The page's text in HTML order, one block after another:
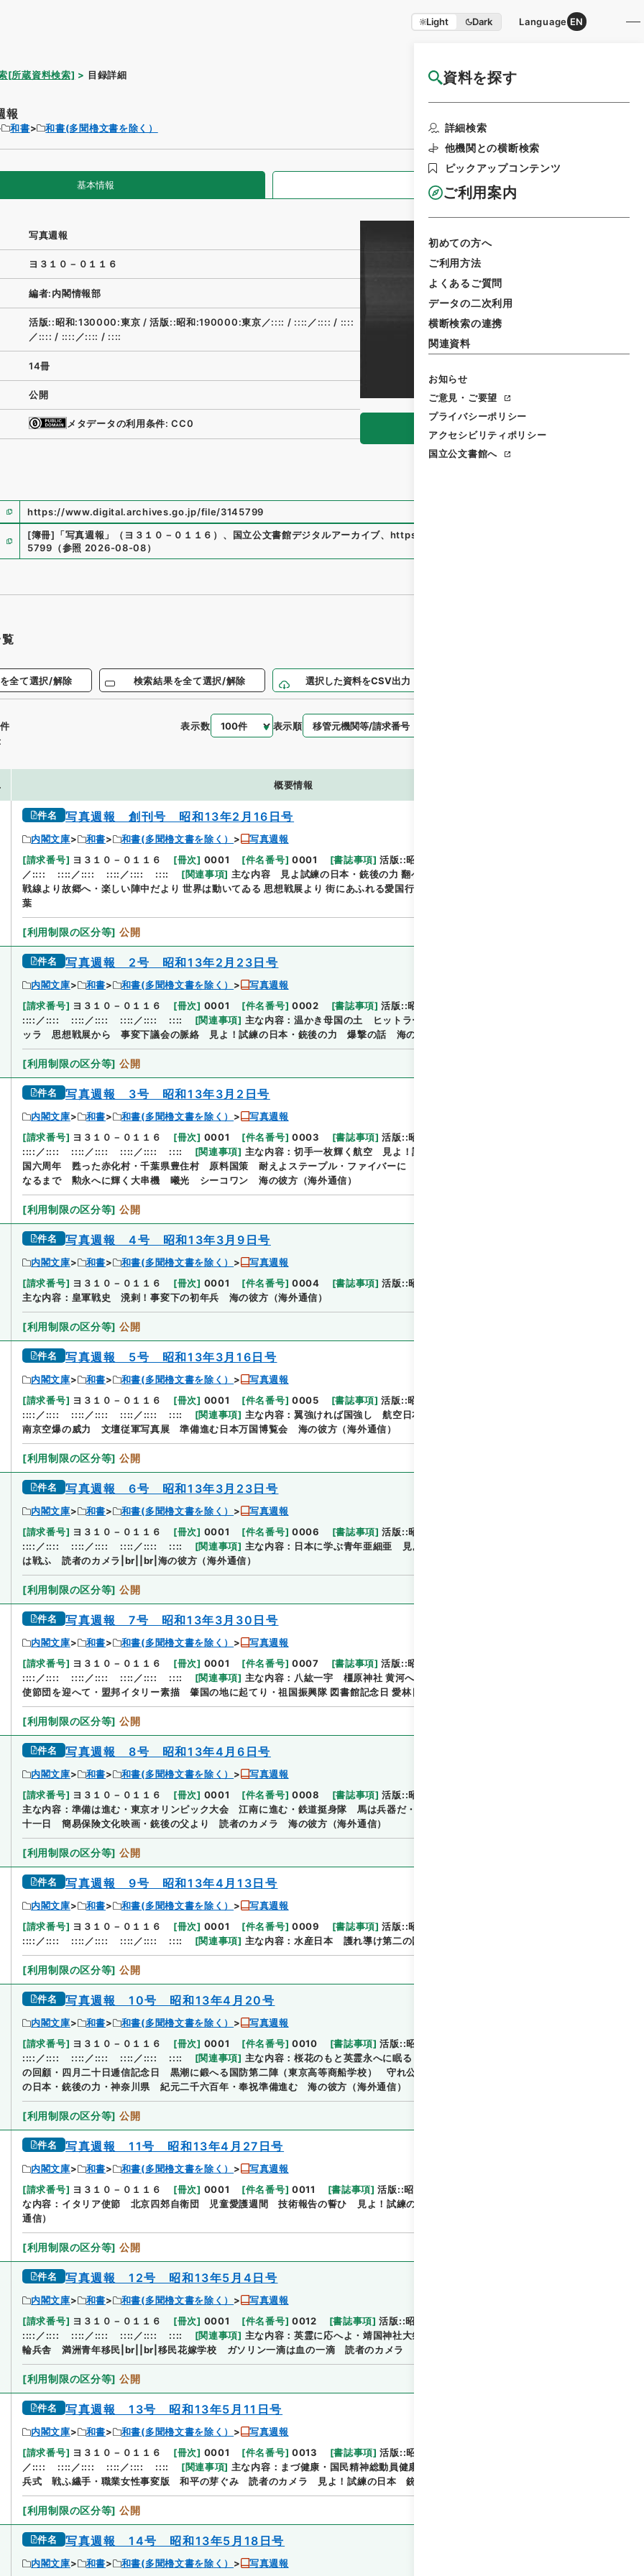
Light Dark Language EN
資料を探す
詳細検索
他機関との横断検索
ピックアップコンテンツ
ご利用案内
初めての方へ
ご利用方法
よくあるご質問
データの二次利用
横断検索の連携
関連資料
お知らせ
ご意見・ご要望
プライバシーポリシー
アクセシビリティポリシー
国立公文書館へ
[所蔵資料検索] 目録詳細 国立公文書館HP利用案内
報
和書 和書(多聞櫓文書を除く）
基本情報 全ての情報
閲覧
写真週報
ヨ３１０－０１１６
編者:内閣情報部
活版::昭和:130000:東京 / 活版::昭和:190000:東京／:::: / ::::／:::: / ::::
／:::: / ::::／:::: / ::::
14冊
公開
メタデータの利用条件: CC0
https://www.digital.archives.go.jp/file/3145799
[簿冊] 「写真週報 」 （ ヨ３１０－０１１６ ） 、 国立公文書館デジタルアーカイブ、 https://www.digital.archives.go.jp/file/314
5799 （参照 2026-08-08）
全て選択/解除 検索結果を全て選択/解除 選択した資料をCSV出力
件
表示数 表示順
概要情報
件名 写真週報 創刊号 昭和13年2月16日号
内閣文庫 和書 和書(多聞櫓文書を除く）
写真週報
[請求番号] ヨ３１０－０１１６ [冊次] 0001 [件名番号] 0001 [書誌事項] 活版::昭和:130216:東京
／::::
::::／:::: ::::／:::: :::: [関連事項] 主な内容 見よ試練の日本・銃後の力 翻へる五色旗 対手とせず 厚生省とは
戦線より故郷へ・楽しい陣中だより 世界は動いてゐる 思想戦展より 街にあふれる愛国行進曲 内閣情報部の組織・刊行の言
葉
[利用制限の区分等] 公開
件名 写真週報 2号 昭和13年2月23日号
内閣文庫 和書 和書(多聞櫓文書を除く）
写真週報
[請求番号] ヨ３１０－０１１６ [冊次] 0001 [件名番号] 0002 [書誌事項] 活版::昭和:130223:東京
::::／::::
::::／:::: ::::／:::: :::: [関連事項] 主な内容：温かき母国の土 ヒットラーユーゲント ファッショ・バリ
ッラ 思想戦展から 事変下議会の脈絡 見よ！試練の日本・銃後の力 爆撃の話 海の彼方（海外通信）
[利用制限の区分等] 公開
件名 写真週報 3号 昭和13年3月2日号
内閣文庫 和書 和書(多聞櫓文書を除く）
写真週報
[請求番号] ヨ３１０－０１１６ [冊次] 0001 [件名番号] 0003 [書誌事項] 活版::昭和:130302:東京
::::／::::
::::／:::: ::::／:::: :::: [関連事項] 主な内容：切手一枚輝く航空 見よ！試練の日本・銃後の力 満州国建
国六周年 甦った赤化村・千葉県豊住村 原料国策 耐えよステープル・ファイバーに ステープル・ファイバーが織物に
なるまで 勲永へに輝く大串機 曦光 シーコワン 海の彼方（海外通信）
[利用制限の区分等] 公開
件名 写真週報 4号 昭和13年3月9日号
内閣文庫 和書 和書(多聞櫓文書を除く）
写真週報
[請求番号] ヨ３１０－０１１６ [冊次] 0001 [件名番号] 0004 [書誌事項] 活版::昭和:130309:東京
主な内容：皇軍戦史 溌剌！事変下の初年兵 海の彼方（海外通信）
[利用制限の区分等] 公開
件名 写真週報 5号 昭和13年3月16日号
内閣文庫 和書 和書(多聞櫓文書を除く）
写真週報
[請求番号] ヨ３１０－０１１６ [冊次] 0001 [件名番号] 0005 [書誌事項] 活版::昭和:130316:東京
::::／::::
::::／:::: ::::／:::: :::: [関連事項] 主な内容：翼強ければ国強し 航空日本・航空局 青空のあこがれよ
南京空爆の威力 文壇従軍写真展 準備進む日本万国博覧会 海の彼方（海外通信）
[利用制限の区分等] 公開
件名 写真週報 6号 昭和13年3月23日号
内閣文庫 和書 和書(多聞櫓文書を除く）
写真週報
[請求番号] ヨ３１０－０１１６ [冊次] 0001 [件名番号] 0006 [書誌事項] 活版::昭和:130323:東京
::::／::::
::::／:::: ::::／:::: :::: [関連事項] 主な内容：日本に学ぶ青年亜細亜 見よ！試練の日本・銃後の力 電波
は戦ふ 読者のカメラ|br||br|海の彼方（海外通信）
[利用制限の区分等] 公開
件名 写真週報 7号 昭和13年3月30日号
内閣文庫 和書 和書(多聞櫓文書を除く）
写真週報
[請求番号] ヨ３１０－０１１６ [冊次] 0001 [件名番号] 0007 [書誌事項] 活版::昭和:130330:東京
::::／::::
::::／:::: ::::／:::: :::: [関連事項] 主な内容：八紘一宇 橿原神社 黄河へ・黄河へ！ ファシスト訪日親善
使節団を迎へて・盟邦イタリー素描 肇国の地に起てり・祖国振興隊 図書館記念日 愛林日 海の彼方（海外通信）
[利用制限の区分等] 公開
件名 写真週報 8号 昭和13年4月6日号
内閣文庫 和書 和書(多聞櫓文書を除く）
写真週報
[請求番号] ヨ３１０－０１１６ [冊次] 0001 [件名番号] 0008 [書誌事項] 活版::昭和:130406:東京
主な内容：準備は進む・東京オリンピック大会 江南に進む・鉄道挺身隊 馬は兵器だ・鍛えよ馴らせ 農会記念日・四月
十一日 簡易保険文化映画・銃後の父より 読者のカメラ 海の彼方（海外通信）
[利用制限の区分等] 公開
件名 写真週報 9号 昭和13年4月13日号
内閣文庫 和書 和書(多聞櫓文書を除く）
写真週報
[請求番号] ヨ３１０－０１１６ [冊次] 0001 [件名番号] 0009 [書誌事項] 活版::昭和:130413:東京
::::／::::
::::／:::: ::::／:::: :::: [関連事項] 主な内容：水産日本 護れ導け第二の国民 海の彼方（海外通信）
[利用制限の区分等] 公開
件名 写真週報 10号 昭和13年4月20号
内閣文庫 和書 和書(多聞櫓文書を除く）
写真週報
[請求番号] ヨ３１０－０１１６ [冊次] 0001 [件名番号] 0010 [書誌事項] 活版::昭和:130420:東京
::::／::::
::::／:::: ::::／:::: :::: [関連事項] 主な内容：桜花のもと英霊永へに眠る 徐州方面・敵の鼓動を聞く 逓信
の回顧・四月二十日逓信記念日 黒潮に鍛へる国防第二陣（東京高等商船学校） 守れ公徳・やさしい義務だ 見よ！試練
の日本・銃後の力・神奈川県 紀元二千六百年・奉祝準備進む 海の彼方（海外通信）
[利用制限の区分等] 公開
件名 写真週報 11号 昭和13年4月27日号
内閣文庫 和書 和書(多聞櫓文書を除く）
写真週報
[請求番号] ヨ３１０－０１１６ [冊次] 0001 [件名番号] 0011 [書誌事項] 活版::昭和:130427:東京
な内容：イタリア使節 北京四郊自衛団 児童愛護週間 技術報告の誓ひ 見よ！試練の日本・銃後の力 海の彼方（海外
通信）
[利用制限の区分等] 公開
件名 写真週報 12号 昭和13年5月4日号
内閣文庫 和書 和書(多聞櫓文書を除く）
写真週報
[請求番号] ヨ３１０－０１１６ [冊次] 0001 [件名番号] 0012 [書誌事項] 活版::昭和:130504:東京
::::／::::
::::／:::: ::::／:::: :::: [関連事項] 主な内容：英霊に応へよ・靖国神社大祭 行け若人・築け大陸日本！日
輪兵舎 満洲青年移民|br||br|移民花嫁学校 ガソリン一滴は血の一滴 読者のカメラ 海の彼方（海外通信）
[利用制限の区分等] 公開
件名 写真週報 13号 昭和13年5月11日号
内閣文庫 和書 和書(多聞櫓文書を除く）
写真週報
[請求番号] ヨ３１０－０１１６ [冊次] 0001 [件名番号] 0013 [書誌事項] 活版::昭和:130511:東京
／::::
::::／:::: ::::／:::: :::: [関連事項] 主な内容：まづ健康・国民精神総動員健康週間 皇成輝く事変天長節の観
兵式 戦ふ繊手・職業女性事変版 和平の芽ぐみ 読者のカメラ 見よ！試練の日本 銃後の力 海の彼方（海外通信）
[利用制限の区分等] 公開
件名 写真週報 14号 昭和13年5月18日号
内閣文庫 和書 和書(多聞櫓文書を除く） 写真週報